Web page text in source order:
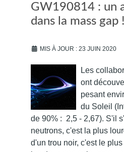
GW190814 : un
dans la mass gap !
MIS À JOUR : 23 JUIN 2020
Les
ont
pesant
du Soleil
de 90% : 2,5 - 2,67). S'il
neutrons, c'est la plus
d'un trou noir, c'est le